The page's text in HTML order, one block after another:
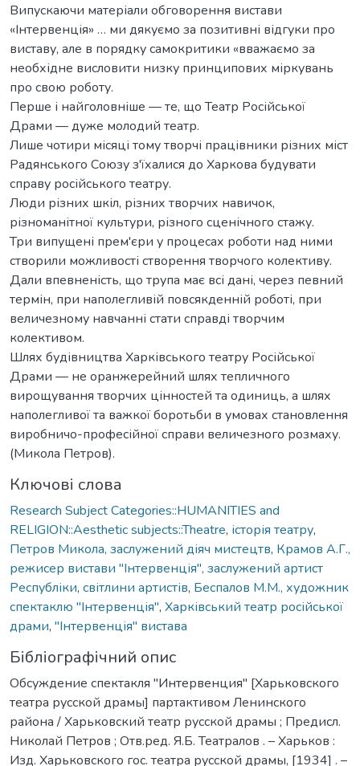
Випускаючи матеріали обговорення вистави
«Інтервенція» … ми дякуємо за позитивні відгуки про
виставу, але в порядку самокритики «вважаємо за
необхідне висловити низку принципових міркувань
про свою роботу.
Перше і найголовніше — те, що Театр Російської
Драми — дуже молодий театр.
Лише чотири місяці тому творчі працівники різних міст
Радянського Союзу з'їхалися до Харкова будувати
справу російського театру.
Люди різних шкіл, різних творчих навичок,
різноманітної культури, різного сценічного стажу.
Три випущені прем'єри у процесах роботи над ними
створили можливості створення творчого колективу.
Дали впевненість, що трупа має всі дані, через певний
термін, при наполегливій повсякденній роботі, при
величезному навчанні стати справді творчим
колективом.
Шлях будівництва Харківського театру Російської
Драми — не оранжерейний шлях тепличного
вирощування творчих цінностей та одиниць, а шлях
наполегливої та важкої боротьби в умовах становлення
виробничо-професійної справи величезного розмаху.
(Микола Петров).
Ключові слова
Research Subject Categories::HUMANITIES and
RELIGION::Aesthetic subjects::Theatre, історія театру,
Петров Микола, заслужений діяч мистецтв, Крамов А.Г.,
режисер вистави "Інтервенція", заслужений артист
Республіки, світлини артистів, Беспалов М.М., художник
спектаклю "Інтервенція", Харківський театр російської
драми, "Інтервенція" вистава
Бібліографічний опис
Обсуждение спектакля "Интервенция" [Харьковского
театра русской драмы] партактивом Ленинского
района / Харьковский театр русской драмы ; Предисл.
Николай Петров ; Отв.ред. Я.Б. Театралов . – Харьков :
Изд. Харьковского гос. театра русской драмы, [1934] . –